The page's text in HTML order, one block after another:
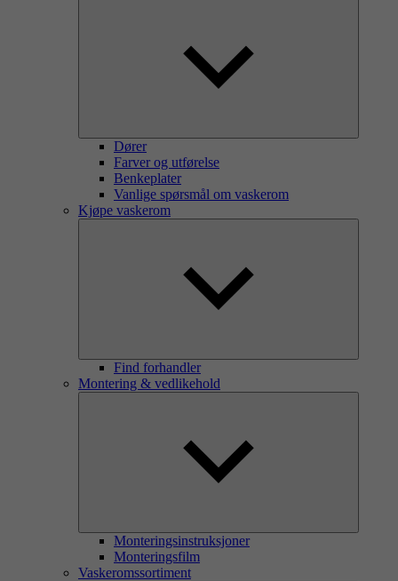
Dører
Farver og utførelse
Benkeplater
Vanlige spørsmål om vaskerom
Kjøpe vaskerom
Find forhandler
Montering & vedlikehold
Monteringsinstruksjoner
Monteringsfilm
Vaskeromssortiment